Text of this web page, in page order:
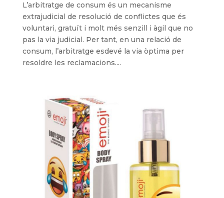
L’arbitratge de consum és un mecanisme
extrajudicial de resolució de conflictes que és
voluntari, gratuït i molt més senzill i àgil que no
pas la via judicial. Per tant, en una relació de
consum, l’arbitratge esdevé la via òptima per
resoldre les reclamacions....